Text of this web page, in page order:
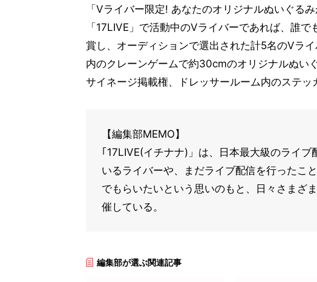
「Vライバー限定! あなたのオリジナルぬいぐる
「17LIVE」で活動中のVライバーであれば、誰
賞し、オーディションで選出された計5名のVラ
内のクレーンゲームで約30cmのオリジナルぬい
サイネージ掲載権、ドレッサールーム内のステッ
【編集部MEMO】
｢17LIVE(イチナナ)」は、日本最大級のライ
いるライバーや、まだライブ配信を行ったこ
でもらいたいという思いのもと、日々さまざ
催している。
編集部が選ぶ関連記事